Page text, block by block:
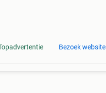
Bezoek website